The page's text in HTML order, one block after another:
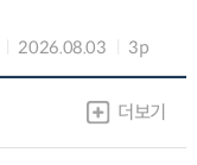
2026.08.03 3p
더보기